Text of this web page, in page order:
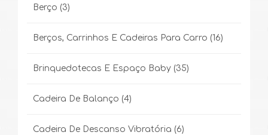
Berço (3)
Berços, Carrinhos E Cadeiras Para Carro (16)
Brinquedotecas E Espaço Baby (35)
Cadeira De Balanço (4)
Cadeira De Descanso Vibratória (6)